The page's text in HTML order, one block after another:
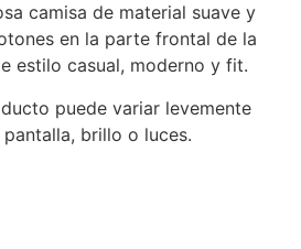
camisa de material suave y
en la parte frontal de la
estilo casual, moderno y fit.
puede variar levemente
brillo o luces.